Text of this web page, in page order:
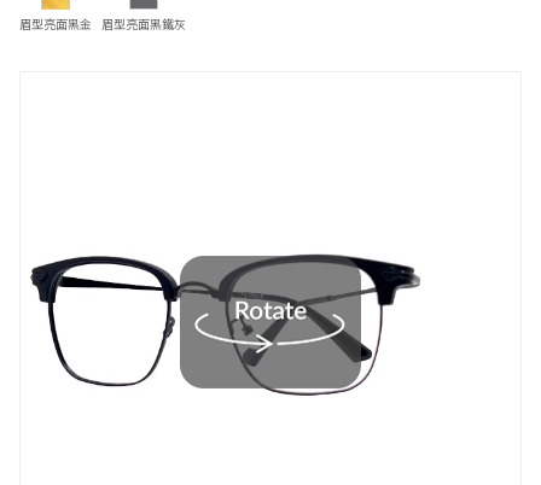
眉型亮面黑金 眉型亮面黑鐵灰